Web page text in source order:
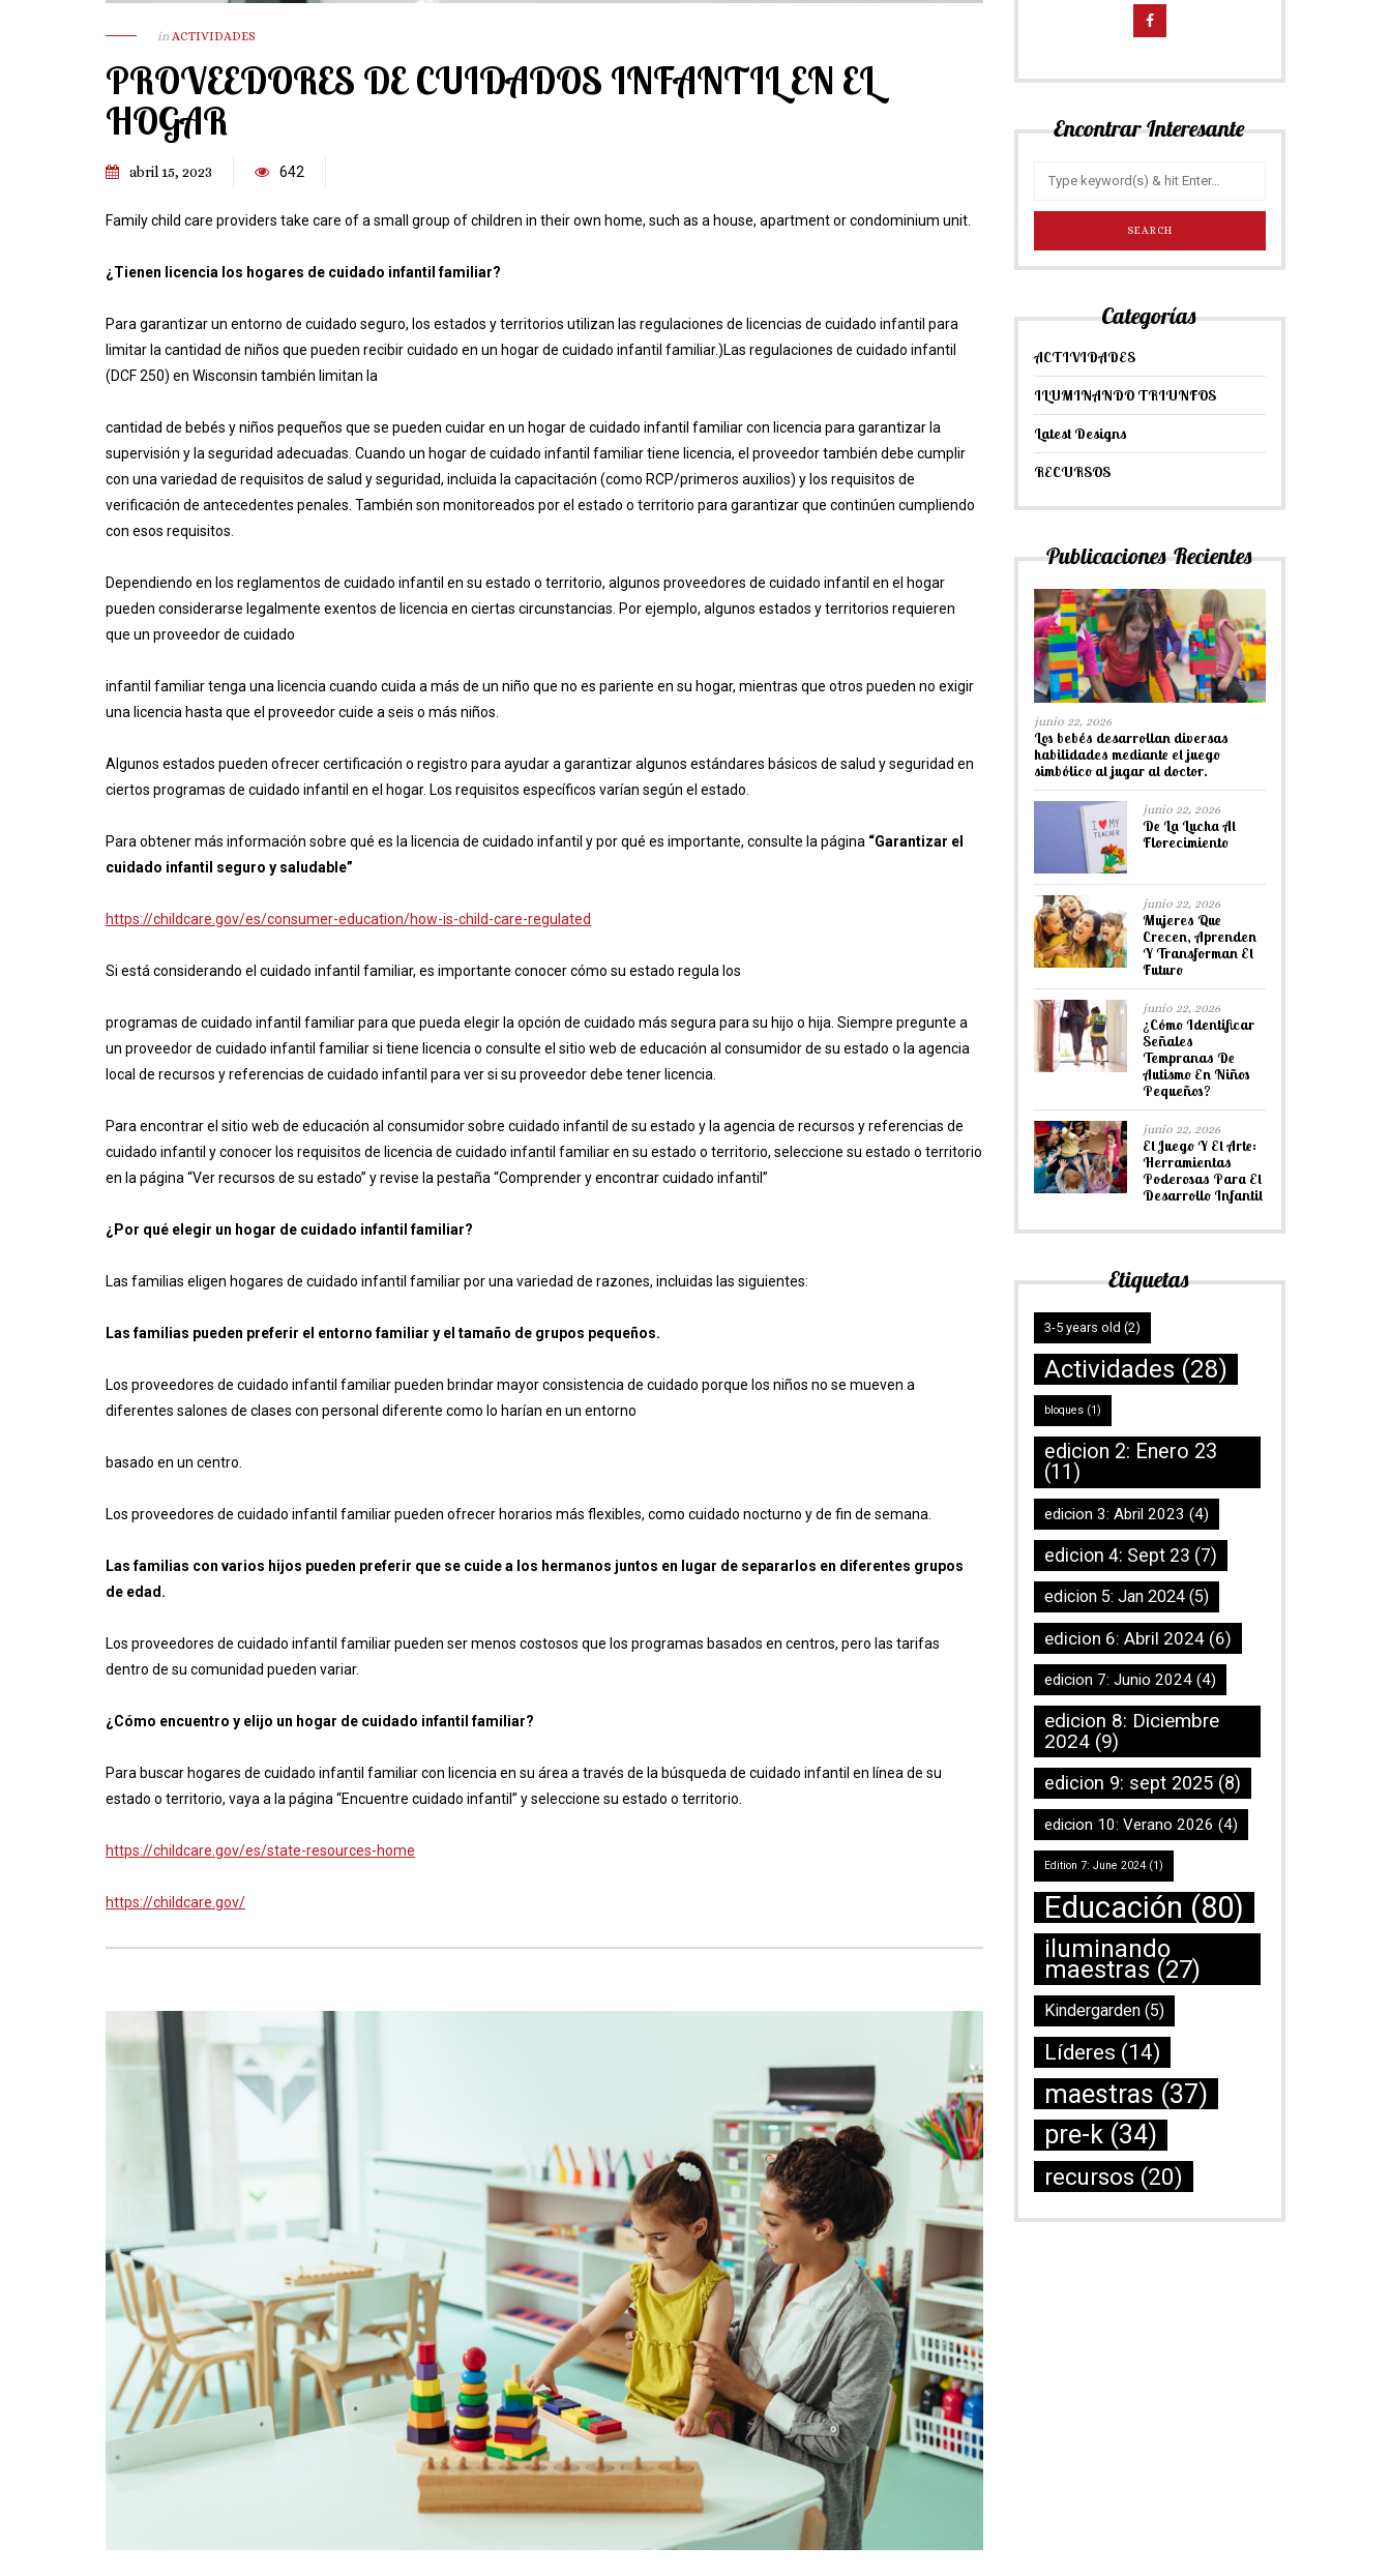
in ACTIVIDADES
PROVEEDORES DE CUIDADOS INFANTIL EN EL
HOGAR
abril 15, 2023 642
Family child care providers take care of a small group of children in their own home, such as a house, apartment or condominium unit.
¿Tienen licencia los hogares de cuidado infantil familiar?
Para garantizar un entorno de cuidado seguro, los estados y territorios utilizan las regulaciones de licencias de cuidado infantil para
limitar la cantidad de niños que pueden recibir cuidado en un hogar de cuidado infantil familiar.)Las regulaciones de cuidado infantil
(DCF 250) en Wisconsin también limitan la
cantidad de bebés y niños pequeños que se pueden cuidar en un hogar de cuidado infantil familiar con licencia para garantizar la
supervisión y la seguridad adecuadas. Cuando un hogar de cuidado infantil familiar tiene licencia, el proveedor también debe cumplir
con una variedad de requisitos de salud y seguridad, incluida la capacitación (como RCP/primeros auxilios) y los requisitos de
verificación de antecedentes penales. También son monitoreados por el estado o territorio para garantizar que continúen cumpliendo
con esos requisitos.
Dependiendo en los reglamentos de cuidado infantil en su estado o territorio, algunos proveedores de cuidado infantil en el hogar
pueden considerarse legalmente exentos de li cencia en ciertas circunstancias. Por ejemplo, algunos estados y territorios requieren
que un proveedor de cuidado
infantil familiar tenga una licencia cuando cuida a más de un niño que no es pariente en su hogar, mientras que otros pueden no exigir
una licencia hasta que el proveedor cuide a seis o más niños.
Algunos estados pueden ofrecer certificación o registro para ayudar a garantizar algunos estándares básicos de salud y seguridad en
ciertos programas de cuidado infantil en el hogar. Los requisitos específicos varían según el estado.
Para obtener más información sobre qué es la licencia de cuidado infantil y por qué es importante, consulte la página “Garantizar el
cuidado infantil seguro y saludable”
https://childcare.gov/es/consumer-education/how-is-child-care-regulated
Si está considerando el cuidado infantil familiar, es importante conocer cómo su estado regula los
programas de cuidado infantil familiar para que pueda elegir la opción de cuidado más segura para su hijo o hija. Siempre pregunte a
un proveedor de cuidado infantil familiar si tiene licencia o consulte el sitio web de educación al consumidor de su estado o la agencia
local de recursos y referencias de cuidado infantil para ver si su proveedor debe tener licencia.
Para encontrar el sitio web de educación al consumidor sobre cuidado infantil de su estado y la agencia de recursos y referencias de
cuidado infantil y conocer los requisitos de licencia de cuidado infantil familiar en su estado o territorio, seleccione su estado o territorio
en la página “Ver recursos de su estado” y revise la pestaña “Comprender y encontrar cuidado infantil”
¿Por qué elegir un hogar de cuidado infantil familiar?
Las familias eligen hogares de cuidado infantil familiar por una variedad de razones, incluidas las siguientes:
Las familias pueden preferir el entorno familiar y el tamaño de grupos pequeños.
Los proveedores de cuidado infantil familiar pueden brindar mayor consistencia de cuidado porque los niños no se mueven a
diferentes salones de clases con personal diferente como lo harían en un entorno
basado en un centro.
Los proveedores de cuidado infantil familiar pueden ofrecer horarios más flexibles, como cuidado nocturno y de fin de semana.
Las familias con varios hijos pueden preferir que se cuide a los hermanos juntos en lugar de separarlos en diferentes grupos
de edad.
Los proveedores de cuidado infantil familiar pueden ser menos costosos que los programas basados en centros, pero las tarifas
dentro de su comunidad pueden variar.
¿Cómo encuentro y elijo un hogar de cuidado infantil familiar?
Para buscar hogares de cuidado infantil familiar con licencia en su área a través de la búsqueda de cuidado infantil en línea de su
estado o territorio, vaya a la página “Encuentre cuidado infantil” y seleccione su estado o territorio.
https://childcare.gov/es/state-resources-home
https://childcare.gov/
Encontrar Interesante
Categorías
ACTIVIDADES
ILUMINANDO TRIUNFOS
Latest Designs
RECURSOS
Publicaciones Recientes
junio 22, 2026
Los bebés desarrollan diversas
habilidades mediante el juego
simbólico al jugar al doctor.
junio 22, 2026
De La Lucha Al
Florecimiento
junio 22, 2026
Mujeres Que
Crecen, Aprenden
Y Transforman El
Futuro
junio 22, 2026
¿Cómo Identificar
Señales
Tempranas De
Autismo En Niños
Pequeños?
junio 22, 2026
El Juego Y El Arte:
Herramientas
Poderosas Para El
Desarrollo Infantil
Etiquetas
3-5 years old (2)
Actividades (28)
bloques(1)
edicion 2: Enero 23
(11)
edicion 3: Abril 2023 (4)
edicion 4: Sept 23 (7)
edicion 5: Jan 2024(5)
edicion 6: Abril 2024(6)
edicion 7: Junio 2024(4)
edicion 8: Diciembre
2024(9)
edicion 9: sept 2025(8)
edicion 10: Verano 2026 (4)
Edition 7: June 2024(1)
Educación (80)
iluminando
maestras (27)
Kindergarden(5)
Líderes (14)
maestras (37)
pre-k(34)
recursos (20)